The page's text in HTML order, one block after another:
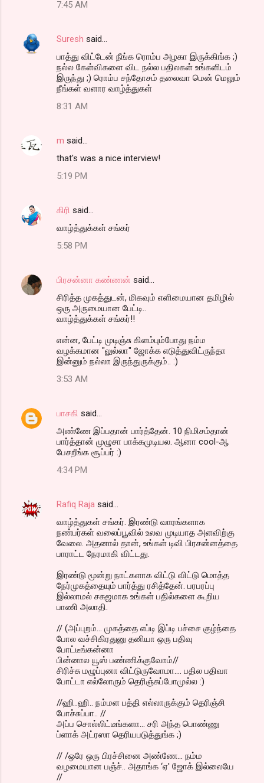
7:45 AM
Suresh said…
பாத்து விட்டேன் நீங்க ரொம்ப அழகா இருக்கிங்க ;)
நல்ல கேள்விகளை விட நல்ல பதிலகள் உங்களிடம்
இருந்து ;) ரொம்ப சந்தோசம் தலைவா மென் மெலும்
நீங்கள் வளார வாழ்த்துகள்
8:31 AM
m said…
that's was a nice interview!
5:19 PM
கிரி said…
வாழ்த்துக்கள் சங்கர்
5:58 PM
பிரசன்னா கண்ணன் said…
சிரித்த முகத்துடன், மிகவும் எளிமையான தமிழில்
ஒரு அருமையான பேட்டி..
வாழ்த்துக்கள் சங்கர்!!
என்ன, பேட்டி முடிஞ்சு கிளம்பும்போது நம்ம
வழக்கமான "லுல்லா" ஜோக்க எடுத்துவிட்ருந்தா
இன்னும் நல்லா இருந்துருக்கும்.. :)
3:53 AM
பாசகி said…
அண்ணே இப்பதான் பார்த்தேன். 10 நிமிசம்தான்
பார்த்தான் முழுசா பாக்கமுடியல. ஆனா cool-ஆ
பேசறீங்க சூப்பர் :)
4:34 PM
Rafiq Raja said…
வாழ்த்துகள் சங்கர். இரண்டு வாரங்களாக
நண்பர்கள் வலைப்பூவில் உலவ முடியாத அளவிற்கு
வேலை. அதனால் தான், உங்கள் டிவி பிரசன்னத்தை
பாராட்ட நேரமாகி விட்டது.
இரண்டு மூன்று நாட்களாக விட்டு விட்டு மொத்த
நேர்முகத்தையும் பார்த்து ரசித்தேன். பரபரப்பு
இல்லாமல் சகஜமாக உங்கள் பதில்களை கூறிய
பாணி அலாதி.
// (அப்புறம்... முகத்தை எப்டி இப்டி பச்சை குழ்ந்தை
போல வச்சிகிரதுனு தனியா ஒரு பதிவு
போட்டீங்கன்னா
பின்னால யூஸ் பண்ணிக்குவோம்//
சிரிச்சு மழுப்புனா விட்டுருவோமா.... பதில பதிவா
போட்டா எல்லோரும் தெரிஞ்சுப்போமுல்ல :)
//ஹி..ஹி.. நம்மள பத்தி எல்லாருக்கும் தெரிஞ்சி
போச்சுப்பா.. //
அப்ப சொல்லிட்டீங்களா... சரி அந்த பொண்ணு
ப்ளாக் அட்ரஸா தெரியபடுத்துங்க ;)
// /ஒரே ஒரு பிரச்சினை அண்ணே... நம்ம
வழமையான பஞ்ச்.. அதாங்க ‘ஏ' ஜோக் இல்லையே
//